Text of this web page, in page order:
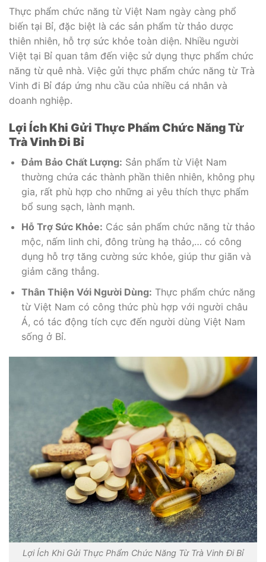
Thực phẩm chức năng từ Việt Nam ngày càng phổ
biến tại Bỉ, đặc biệt là các sản phẩm từ thảo dược
thiên nhiên, hỗ trợ sức khỏe toàn diện. Nhiều người
Việt tại Bỉ quan tâm đến việc sử dụng thực phẩm chức
năng từ quê nhà. Việc gửi thực phẩm chức năng từ Trà
Vinh đi Bỉ đáp ứng nhu cầu của nhiều cá nhân và
doanh nghiệp.
Lợi Ích Khi Gửi Thực Phẩm Chức Năng Từ
Trà Vinh Đi Bỉ
Đảm Bảo Chất Lượng: Sản phẩm từ Việt Nam
thường chứa các thành phần thiên nhiên, không phụ
gia, rất phù hợp cho những ai yêu thích thực phẩm
bổ sung sạch, lành mạnh.
Hỗ Trợ Sức Khỏe: Các sản phẩm chức năng từ thảo
mộc, nấm linh chi, đông trùng hạ thảo,… có công
dụng hỗ trợ tăng cường sức khỏe, giúp thư giãn và
giảm căng thẳng.
Thân Thiện Với Người Dùng: Thực phẩm chức năng
từ Việt Nam có công thức phù hợp với người châu
Á, có tác động tích cực đến người dùng Việt Nam
sống ở Bỉ.
Lợi Ích Khi Gửi Thực Phẩm Chức Năng Từ Trà Vinh Đi Bỉ